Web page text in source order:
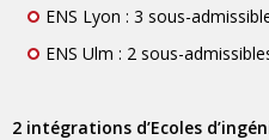
ENS Lyon : 3 sous-
ENS Ulm : 2 sous-
2 intégrations d’Ecoles